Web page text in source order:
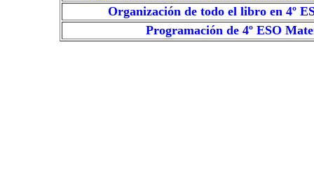
Organización de todo el libro en 4º
Programación de 4º ESO